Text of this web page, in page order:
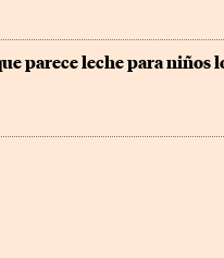
parece leche para niños